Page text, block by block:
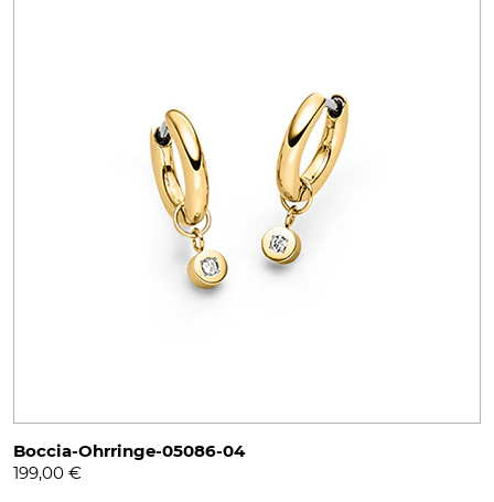
Boccia-Ohrringe-05086-04
199,00 €